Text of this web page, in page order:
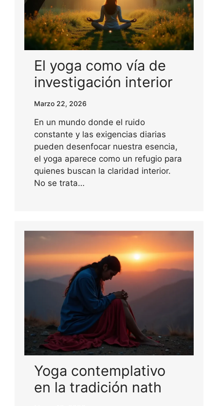
El yoga como vía de
investigación interior
Marzo 22, 2026
En un mundo donde el ruido
constante y las exigencias diarias
pueden desenfocar nuestra esencia,
el yoga aparece como un refugio para
quienes buscan la claridad interior.
No se trata…
Yoga contemplativo
en la tradición nath